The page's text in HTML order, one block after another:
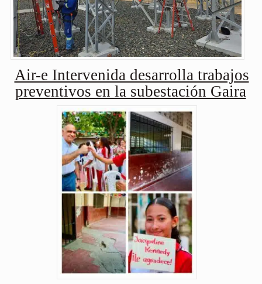
Air-e Intervenida desarrolla trabajos
preventivos en la subestación Gaira